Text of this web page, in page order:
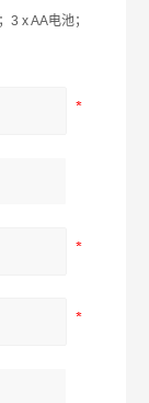
3 x AA电池；